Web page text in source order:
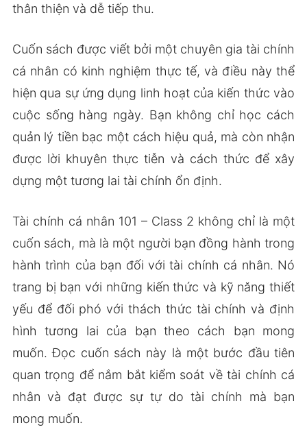
thân thiện và dễ tiếp thu.
Cuốn sách được viết bởi một chuyên gia tài chính
cá nhân có kinh nghiệm thực tế, và điều này thể
hiện qua sự ứng dụng linh hoạt của kiến thức vào
cuộc sống hàng ngày. Bạn không chỉ học cách
quản lý tiền bạc một cách hiệu quả, mà còn nhận
được lời khuyên thực tiễn và cách thức để xây
dựng một tương lai tài chính ổn định.
Tài chính cá nhân 101 – Class 2 không chỉ là một
cuốn sách, mà là một người bạn đồng hành trong
hành trình của bạn đối với tài chính cá nhân. Nó
trang bị bạn với những kiến thức và kỹ năng thiết
yếu để đối phó với thách thức tài chính và định
hình tương lai của bạn theo cách bạn mong
muốn. Đọc cuốn sách này là một bước đầu tiên
quan trọng để nắm bắt kiểm soát về tài chính cá
nhân và đạt được sự tự do tài chính mà bạn
mong muốn.